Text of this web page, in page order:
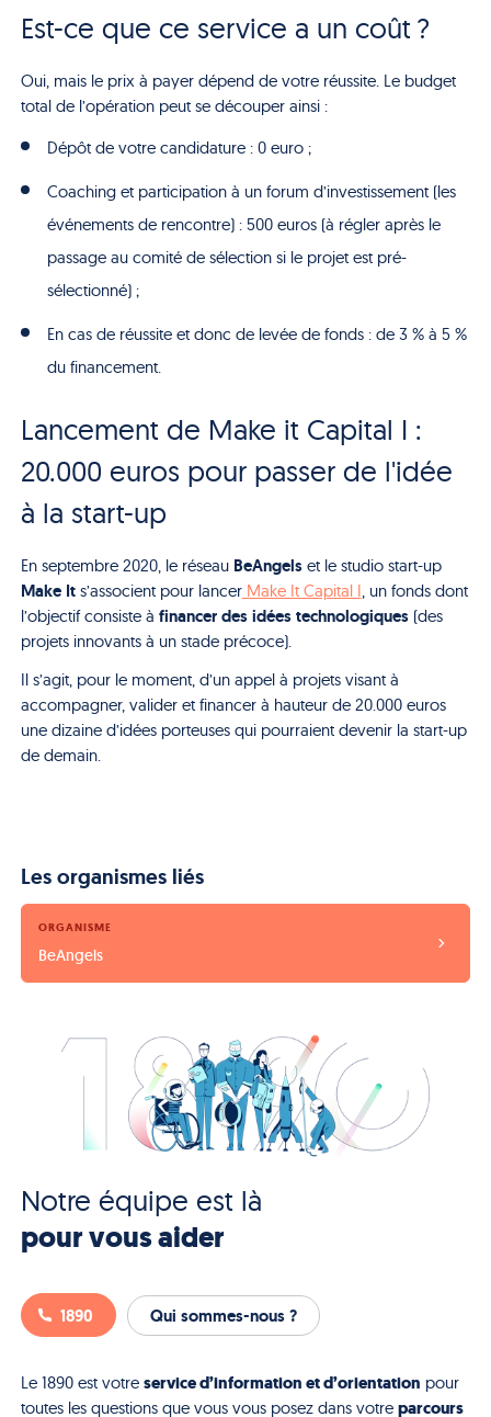
Est-ce que ce service a un coût ?
Oui, mais le prix à payer dépend de votre réussite. Le budget
total de l’opération peut se découper ainsi :
Dépôt de votre candidature : 0 euro ;
Coaching et participation à un forum d’investissement (les
événements de rencontre) : 500 euros (à régler après le
passage au comité de sélection si le projet est pré-
sélectionné) ;
En cas de réussite et donc de levée de fonds : de 3 % à 5 %
du financement.
Lancement de Make it Capital I :
20.000 euros pour passer de l'idée
à la start-up
En septembre 2020, le réseau BeAngelset le studio start-up
Make Its’associent pour lancerMake It Capital I, un fonds dont
l’objectif consiste à financer des idées technologiques (des
projets innovants à un stade précoce).
Il s’agit, pour le moment, d’un appel à projets visant à
accompagner, valider et financer à hauteur de 20.000 euros
une dizaine d’idées porteuses qui pourraient devenir la start-up
de demain.
Les organismes liés
ORGANISME
BeAngels
Notre équipe est là
pour vous aider
1890 Qui sommes-nous ?
Le 1890 est votre service d’information et d’orientation pour
toutes les questions que vous vous posez dans votre parcours